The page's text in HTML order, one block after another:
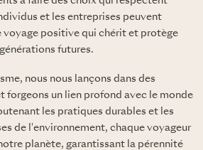
et les entreprises peuvent
voyage positive qui chérit et protège
futures.
nous nous lançons dans des
forgeons un lien profond avec le monde
les pratiques durables et les
de l'environnement, chaque voyageur
planète, garantissant la pérennité